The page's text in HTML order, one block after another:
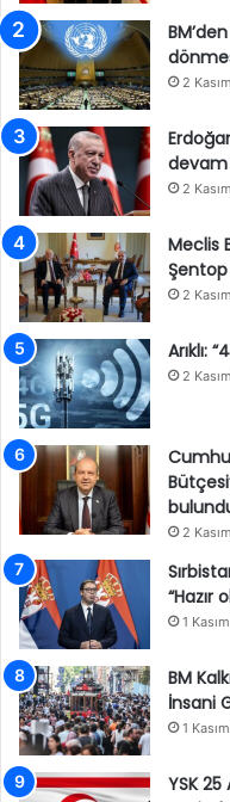
2
devam
2
Meclis
2
Arıklı:
2
2
“Hazır
1
BM
İnsani
1
YSK